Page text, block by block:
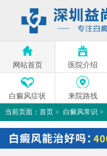
网站首页 医院介绍
白癜风症状 来院路线
当前页面： 首页 > 白癜风常识 >